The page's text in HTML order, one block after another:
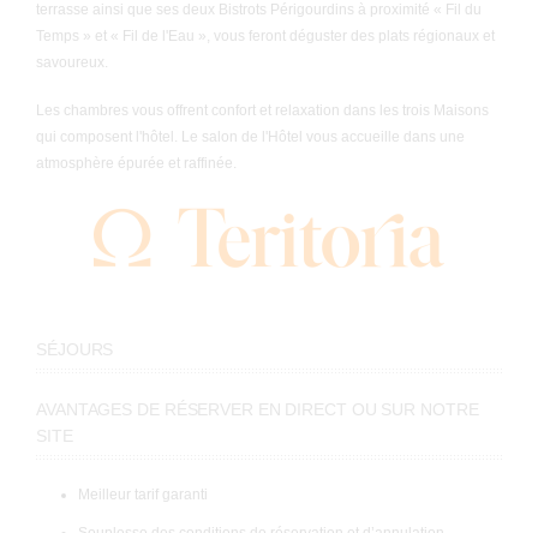
terrasse ainsi que ses deux Bistrots Périgourdins à proximité « Fil du
Temps » et « Fil de l'Eau », vous feront déguster des plats régionaux et
savoureux.
Les chambres vous offrent confort et relaxation dans les trois Maisons
qui composent l'hôtel. Le salon de l'Hôtel vous accueille dans une
atmosphère épurée et raffinée.
SÉJOURS
AVANTAGES DE RÉSERVER EN DIRECT OU SUR NOTRE
SITE
Meilleur tarif garanti